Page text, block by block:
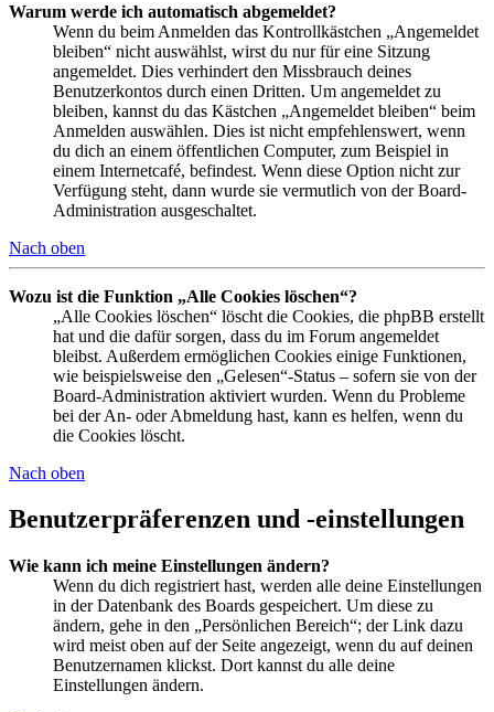
Warum werde ich automatisch abgemeldet?
Wenn du beim Anmelden das Kontrollkästchen „Angemeldet
bleiben“ nicht auswählst, wirst du nur für eine Sitzung
angemeldet. Dies verhindert den Missbrauch deines
Benutzerkontos durch einen Dritten. Um angemeldet zu
bleiben, kannst du das Kästchen „Angemeldet bleiben“ beim
Anmelden auswählen. Dies ist nicht empfehlenswert, wenn
du dich an einem öffentlichen Computer, zum Beispiel in
einem Internetcafé, befindest. Wenn diese Option nicht zur
Verfügung steht, dann wurde sie vermutlich von der Board-
Administration ausgeschaltet.
Nach oben
Wozu ist die Funktion „Alle Cookies löschen“?
„Alle Cookies löschen“ löscht die Cookies, die phpBB erstellt
hat und die dafür sorgen, dass du im Forum angemeldet
bleibst. Außerdem ermöglichen Cookies einige Funktionen,
wie beispielsweise den „Gelesen“-Status – sofern sie von der
Board-Administration aktiviert wurden. Wenn du Probleme
bei der An- oder Abmeldung hast, kann es helfen, wenn du
die Cookies löscht.
Nach oben
Benutzerpräferenzen und -einstellungen
Wie kann ich meine Einstellungen ändern?
Wenn du dich registriert hast, werden alle deine Einstellungen
in der Datenbank des Boards gespeichert. Um diese zu
ändern, gehe in den „Persönlichen Bereich“; der Link dazu
wird meist oben auf der Seite angezeigt, wenn du auf deinen
Benutzernamen klickst. Dort kannst du alle deine
Einstellungen ändern.